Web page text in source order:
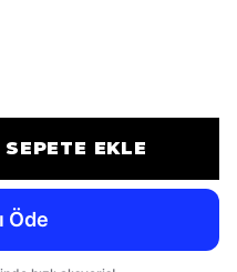
SEPETE EKLE